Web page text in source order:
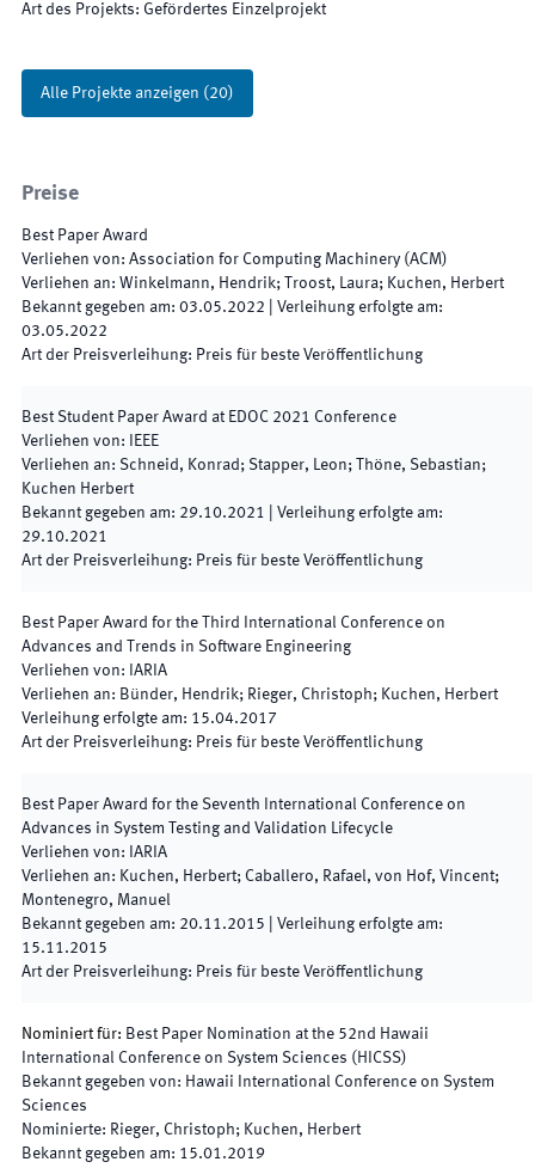
Art des Projekts: Gefördertes Einzelprojekt
Alle Projekte anzeigen (20)
Preise
Best Paper Award
Verliehen von: Association for Computing Machinery (ACM)
Verliehen an: Winkelmann, Hendrik; Troost, Laura; Kuchen, Herbert
Bekannt gegeben am: 03.05.2022 Verleihung erfolgte am:
03.05.2022
Art der Preisverleihung: Preis für beste Veröffentlichung
Best Student Paper Award at EDOC 2021 Conference
Verliehen von:
IEEE
Verliehen an: Schneid, Konrad; Stapper, Leon; Thöne, Sebastian;
Kuchen Herbert
Bekannt gegeben am: 29.10.2021 Verleihung erfolgte am:
29.10.2021
Art der Preisverleihung: Preis für beste Veröffentlichung
Best Paper Award for the Third International Conference on
Advances and Trends in Software Engineering
Verliehen von: IARIA
Verliehen an: Bünder, Hendrik; Rieger, Christoph; Kuchen, Herbert
Verleihung erfolgte am: 15.04.2017
Art der Preisverleihung: Preis für beste Veröffentlichung
Best Paper Award for the Seventh International Conference on
Advances in System Testing and Validation Lifecycle
Verliehen von: IARIA
Verliehen an: Kuchen, Herbert; Caballero, Rafael, von Hof, Vincent;
Montenegro, Manuel
Bekannt gegeben am: 20.11.2015 Verleihung erfolgte am:
15.11.2015
Art der Preisverleihung: Preis für beste Veröffentlichung
Nominiert für: Best Paper Nomination at the 52nd Hawaii
International Conference on System Sciences (HICSS)
Bekannt gegeben von: Hawaii International Conference on System
Sciences
Nominierte: Rieger, Christoph; Kuchen, Herbert
Bekannt gegeben am: 15.01.2019